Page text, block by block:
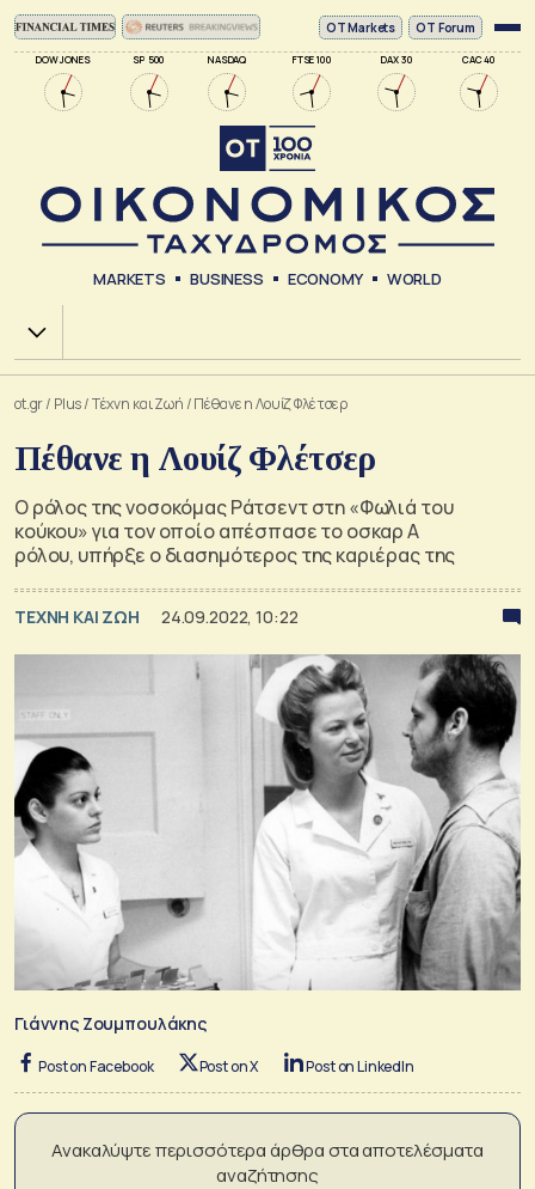
DOW JONES SP 500 NASDAQ FTSE 100 DAX 30 CAC 40
ΟΤ Markets OT Forum
MARKETS BUSINESS ECONOMY WORLD
Χ.Α.
ot.gr/ Plus/Tέχνη και Ζωή /Πέθανε η Λουίζ Φλέτσερ
Πέθανε η Λουίζ Φλέτσερ
Ο ρόλος της νοσοκόμας Ράτσεντ στη «Φωλιά του
κούκου» για τον οποίο απέσπασε το οσκαρ Α
ρόλου, υπήρξε ο διασημότερος της καριέρας της
TΕΧΝΗ ΚΑΙ ΖΩΗ 24.09.2022, 10:22
Γιάννης Ζουμπουλάκης
Post on Facebook Post on X Post on LinkedIn
Ανακαλύψτε περισσότερα άρθρα στα αποτελέσματα
αναζήτησης